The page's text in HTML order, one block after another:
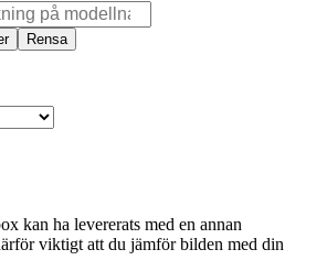
Rensa
kan ha levererats med en annan
viktigt att du jämför bilden med din